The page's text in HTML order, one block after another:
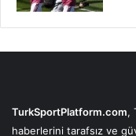
TurkSportPlatform.com,
haberlerini tarafsız ve